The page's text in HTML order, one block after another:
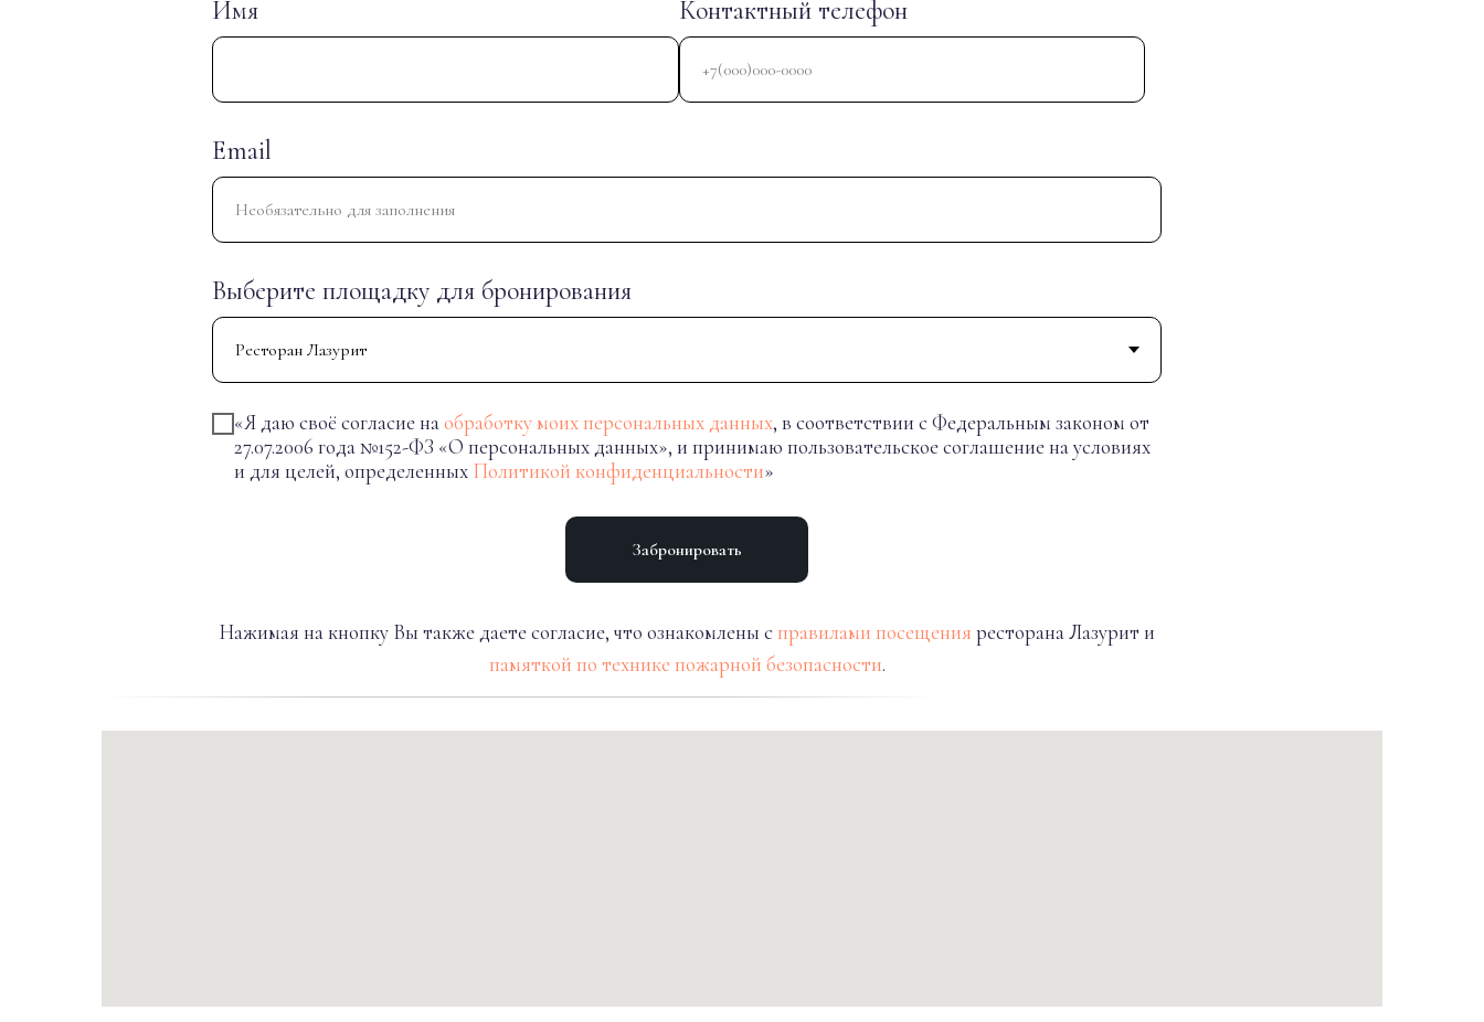
Имя Контактный телефон
Email
Выберите площадку для бронирования
«Я даю своё согласие наобработку моих персональных данных, в соответствии с Федеральным законом от
27.07.2006 года №152-ФЗ «О персональных данных», и принимаю пользовательское соглашение на условиях
и для целей, определенных Политикой конфиденциальности»
Забронировать
Нажимая на кнопку Вы также даете согласие, что ознакомлены с правилами посещения ресторана Лазурит и
памяткой по технике пожарной безопасности.